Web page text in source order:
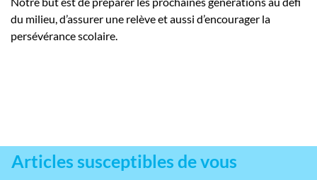
du milieu, d’assurer une relève et aussi d’encourager la
persévérance scolaire.
Articles susceptibles de vous